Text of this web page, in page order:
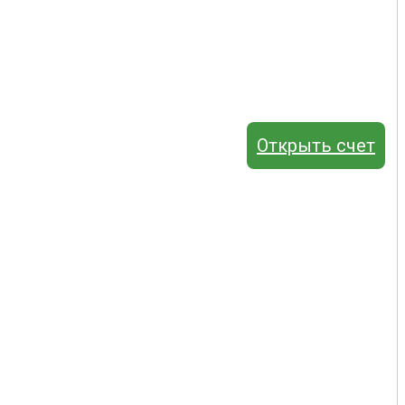
Открыть счет